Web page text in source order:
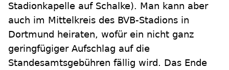
Stadionkapelle auf Schalke). Man kann aber
auch im Mittelkreis des BVB-Stadions in
Dortmund heiraten, wofür ein nicht ganz
geringfügiger Aufschlag auf die
Standesamtsgebühren fällig wird. Das Ende